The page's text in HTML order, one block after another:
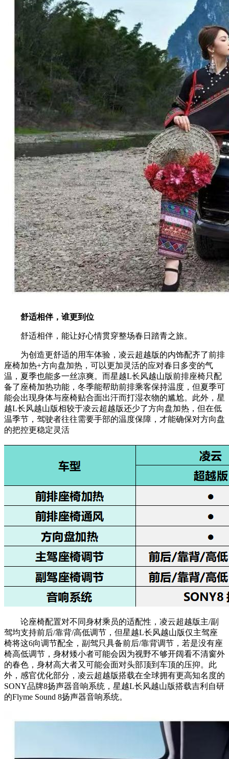
舒适相伴，谁更到位
舒适相伴，能让好心情贯穿整场春日踏青之旅。
为创造更舒适的用车体验，凌云超越版的内饰配齐了前排
座椅加热+方向盘加热，可以更加灵活的应对春日多变的气
温，夏季也能多一丝凉爽。而星越L长风越山版前排座椅只配
备了座椅加热功能，冬季能帮助前排乘客保持温度，但夏季可
能会出现身体与座椅贴合面出汗而打湿衣物的尴尬。此外，星
越L长风越山版相较于凌云超越版还少了方向盘加热，但在低
温季节，驾驶者往往需要手部的温度保障，才能确保对方向盘
的把控更稳定灵活
论座椅配置对不同身材乘员的适配性，凌云超越版主/副
驾均支持前后/靠背/高低调节，但星越L长风越山版仅主驾座
椅将这6向调节配全，副驾只具备前后/靠背调节，若是没有座
椅高低调节，身材矮小者可能会因为视野不够开阔看不清窗外
的春色，身材高大者又可能会面对头部顶到车顶的压抑。此
外，感官优化部分，凌云超越版搭载在全球拥有更高知名度的
SONY品牌8扬声器音响系统，星越L长风越山版搭载吉利自研
的Flyme Sound 8扬声器音响系统。